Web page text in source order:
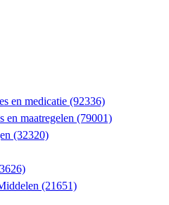
en medicatie (92336)
en maatregelen (79001)
(32320)
(21651)